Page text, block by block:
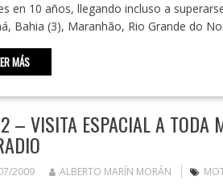
en 10 años, llegando incluso a
Bahia (3), Maranhão, Rio Grande do
MÁS
– VISITA ESPACIAL A TODA
2009 ALBERTO MARÍN MORÁN